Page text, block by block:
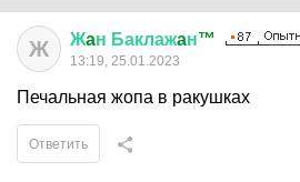
Ж Жaн Баклажaн™
13:19, 25.01.2023
Печальная жопа в ракушках
Ответить